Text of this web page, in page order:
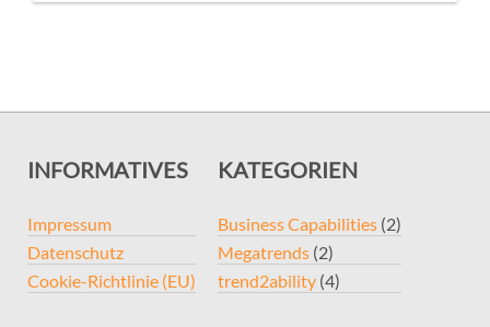
INFORMATIVES
Impressum
Datenschutz
Cookie-Richtlinie (EU)
KATEGORIEN
Business Capabilities (2)
Megatrends (2)
trend2ability (4)